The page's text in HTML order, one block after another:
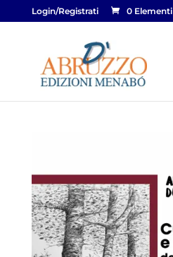
Login/Registrati 0 Elementi